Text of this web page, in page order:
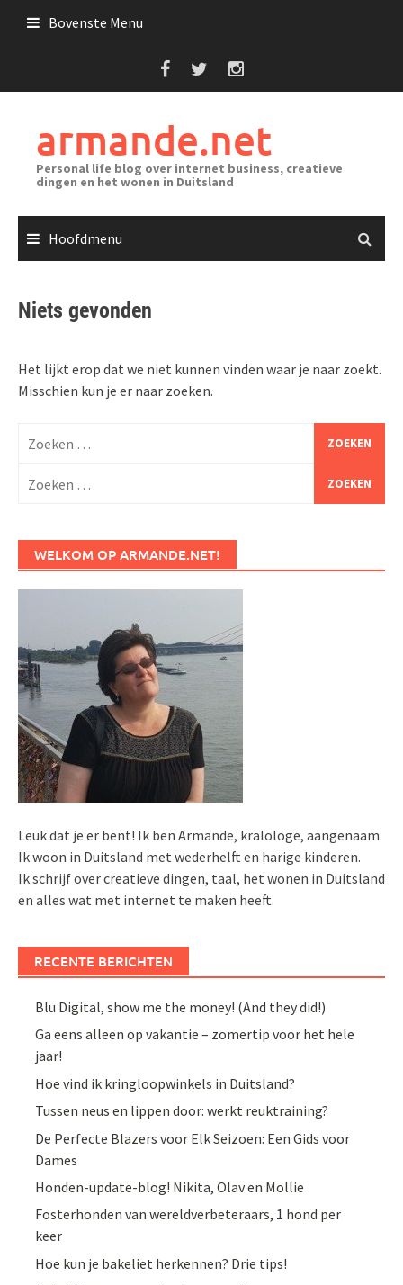
Bovenste Menu
armande.net
Personal life blog over internet business, creatieve
dingen en het wonen in Duitsland
Hoofdmenu
Niets gevonden
Het lijkt erop dat we niet kunnen vinden waar je naar zoekt.
Misschien kun je er naar zoeken.
naar:
naar:
WELKOM OP ARMANDE.NET!
Leuk dat je er bent! Ik ben Armande, kralologe, aangenaam.
Ik woon in Duitsland met wederhelft en harige kinderen.
Ik schrijf over creatieve dingen, taal, het wonen in Duitsland
en alles wat met internet te maken heeft.
RECENTE BERICHTEN
Blu Digital, show me the money! (And they did!)
Ga eens alleen op vakantie – zomertip voor het hele
jaar!
Hoe vind ik kringloopwinkels in Duitsland?
Tussen neus en lippen door: werkt reuktraining?
De Perfecte Blazers voor Elk Seizoen: Een Gids voor
Dames
Honden-update-blog! Nikita, Olav en Mollie
Fosterhonden van wereldverbeteraars, 1 hond per
keer
Hoe kun je bakeliet herkennen? Drie tips!